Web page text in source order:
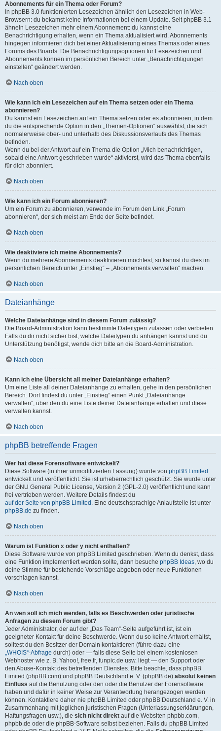
Abonnements für ein Thema oder Forum?
In phpBB 3.0 funktionierten Lesezeichen ähnlich den Lesezeichen in Web-
Browsern: du bekamst keine Informationen bei einem Update. Seit phpBB 3.1
ähneln Lesezeichen mehr einem Abonnement: du kannst eine
Benachrichtigung erhalten, wenn ein Thema aktualisiert wird. Abonnements
hingegen informieren dich bei einer Aktualisierung eines Themas oder eines
Forums des Boards. Die Benachrichtigungsoptionen für Lesezeichen und
Abonnements können im persönlichen Bereich unter „Benachrichtigungen
einstellen“ geändert werden.
Nach oben
Wie kann ich ein Lesezeichen auf ein Thema setzen oder ein Thema
abonnieren?
Du kannst ein Lesezeichen auf ein Thema setzen oder es abonnieren, in dem
du die entsprechende Option in den „Themen-Optionen“ auswählst, die sich
normalerweise ober- und unterhalb des Diskussionsverlaufs des Themas
befinden.
Wenn du bei der Antwort auf ein Thema die Option „Mich benachrichtigen,
sobald eine Antwort geschrieben wurde“ aktivierst, wird das Thema ebenfalls
für dich abonniert.
Nach oben
Wie kann ich ein Forum abonnieren?
Um ein Forum zu abonnieren, verwende im Forum den Link „Forum
abonnieren“, der sich meist am Ende der Seite befindet.
Nach oben
Wie deaktiviere ich meine Abonnements?
Wenn du mehrere Abonnements deaktivieren möchtest, so kannst du dies im
persönlichen Bereich unter „Einstieg“ – „Abonnements verwalten“ machen.
Nach oben
Dateianhänge
Welche Dateianhänge sind in diesem Forum zulässig?
Die Board-Administration kann bestimmte Dateitypen zulassen oder verbieten.
Falls du dir nicht sicher bist, welche Dateitypen du anhängen kannst und du
Unterstützung benötigst, wende dich bitte an die Board-Administration.
Nach oben
Kann ich eine Übersicht all meiner Dateianhänge erhalten?
Um eine Liste all deiner Dateianhänge zu erhalten, gehe in den persönlichen
Bereich. Dort findest du unter „Einstieg“ einen Punkt „Dateianhänge
verwalten“, über den du eine Liste deiner Dateianhänge erhalten und diese
verwalten kannst.
Nach oben
phpBB betreffende Fragen
Wer hat diese Forensoftware entwickelt?
Diese Software (in ihrer unmodifizierten Fassung) wurde von phpBB Limited
entwickelt und veröffentlicht. Sie ist urheberrechtlich geschützt. Sie wurde unter
der GNU General Public License, Version 2 (GPL-2.0) veröffentlicht und kann
frei vertrieben werden. Weitere Details findest du
auf der Seite von phpBB Limited . Eine deutschsprachige Anlaufstelle ist unter
phpBB.de zu finden.
Nach oben
Warum ist Funktion x oder y nicht enthalten?
Diese Software wurde von phpBB Limited geschrieben. Wenn du denkst, dass
eine Funktion implementiert werden sollte, dann besuche phpBB Ideas, wo du
deine Stimme für bestehende Vorschläge abgeben oder neue Funktionen
vorschlagen kannst.
Nach oben
An wen soll ich mich wenden, falls es Beschwerden oder juristische
Anfragen zu diesem Forum gibt?
Jeder Administrator, der auf der „Das Team“-Seite aufgeführt ist, ist ein
geeigneter Kontakt für deine Beschwerde. Wenn du so keine Antwort erhältst,
solltest du den Besitzer der Domain kontaktieren (führe dazu eine
„WHOIS“-Abfrage durch) oder — falls diese Seite bei einem kostenlosen
Webhoster wie z. B. Yahoo!, free.fr, funpic.de usw. liegt — den Support oder
den Abuse-Kontakt des betreffenden Dienstes. Bitte beachte, dass phpBB
Limited (phpBB.com) und phpBB Deutschland e. V. (phpBB.de) absolut keinen
Einfluss auf die Benutzung oder den oder die Benutzer der Forensoftware
haben und dafür in keiner Weise zur Verantwortung herangezogen werden
können. Kontaktiere daher nie phpBB Limited oder phpBB Deutschland e. V. in
Zusammenhang mit jeglichen juristischen Fragen (Unterlassungserklärungen,
Haftungsfragen usw.), die sich nicht direkt auf die Websiten phpbb.com,
phpbb.de oder die phpBB-Software selbst beziehen. Falls du phpBB Limited